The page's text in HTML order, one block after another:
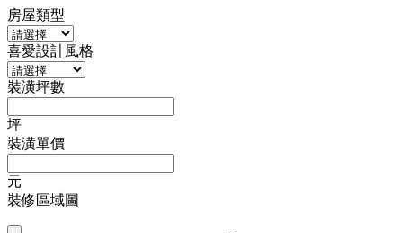
房屋類型
喜愛設計風格
裝潢坪數
坪
裝潢單價
元
裝修區域圖